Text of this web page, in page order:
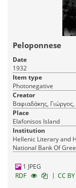
Peloponnese
Date
1932
Item type
Photonegative
Creator
Βαφιαδάκης,
Place
Elafonisos Island
Institution
Hellenic Literary and
National Bank Of
1 JPEG
RDF
| CC